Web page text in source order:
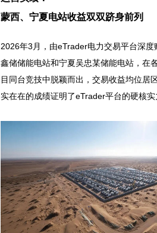
蒙西、宁夏电站收益双双跻身前列
2026年3月，由eTrader电力交易平台深度
鑫储储能电站和宁夏吴忠某储能电站，在
目同台竞技中脱颖而出，交易收益均位居
实在在的成绩证明了eTrader平台的硬核实